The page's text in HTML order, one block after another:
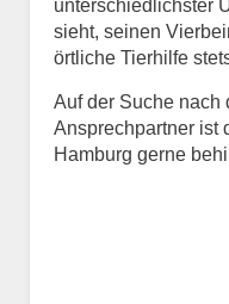
unterschiedlichster
sieht, seinen
örtliche Tierhilfe
Auf der Suche nach
Ansprechpartner ist
Hamburg gerne